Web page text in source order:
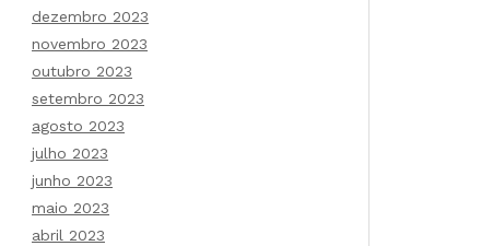
dezembro 2023
novembro 2023
outubro 2023
setembro 2023
agosto 2023
julho 2023
junho 2023
maio 2023
abril 2023